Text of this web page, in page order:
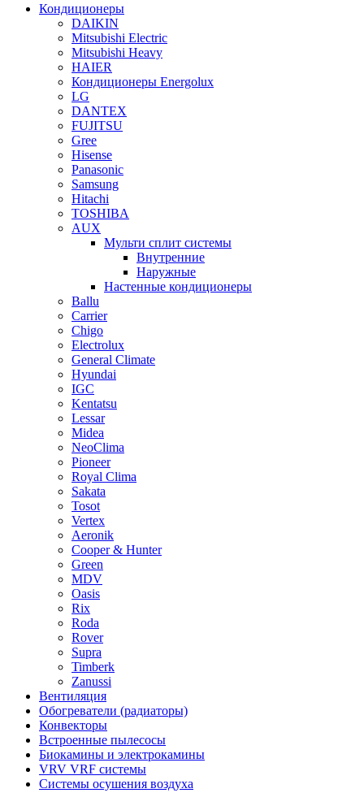
Кондиционеры
DAIKIN
Mitsubishi Electric
Mitsubishi Heavy
HAIER
Кондиционеры Energolux
LG
DANTEX
FUJITSU
Gree
Hisense
Panasonic
Samsung
Hitachi
TOSHIBA
AUX
Мульти сплит системы
Внутренние
Наружные
Настенные кондиционеры
Ballu
Carrier
Chigo
Electrolux
General Climate
Hyundai
IGC
Kentatsu
Lessar
Midea
NeoClima
Pioneer
Royal Clima
Sakata
Tosot
Vertex
Aeronik
Cooper & Hunter
Green
MDV
Oasis
Rix
Roda
Rover
Supra
Timberk
Zanussi
Вентиляция
Обогреватели (радиаторы)
Конвекторы
Встроенные пылесосы
Биокамины и электрокамины
VRV VRF системы
Системы осушения воздуха